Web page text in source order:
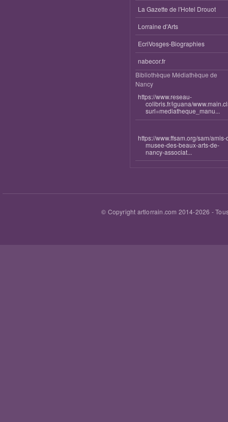
La Gazette de l'Hotel Drouot
Lorraine d'Arts
EcriVosges-Biographies
nabecor.fr
Bibliothèque Médiathèque de
Nancy
https://www.reseau-
colibris.fr/iguana/
surl=mediatheque_manu...
https://www.ffsam.org/sam/amis-
musee-des-beaux-arts-de-
nancy-associat...
© Copyright artlorrain.com 2014-2026 -